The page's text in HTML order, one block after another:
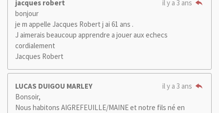
jacques robert
il y a 3 ans
bonjour
je m appelle Jacques Robert j ai 61 ans .
J aimerais beaucoup apprendre a jouer aux echecs
cordialement
Jacques Robert
LUCAS DUIGOU MARLEY
il y a 3 ans
Bonsoir,
Nous habitons AIGREFEUILLE/MAINE et notre fils né en